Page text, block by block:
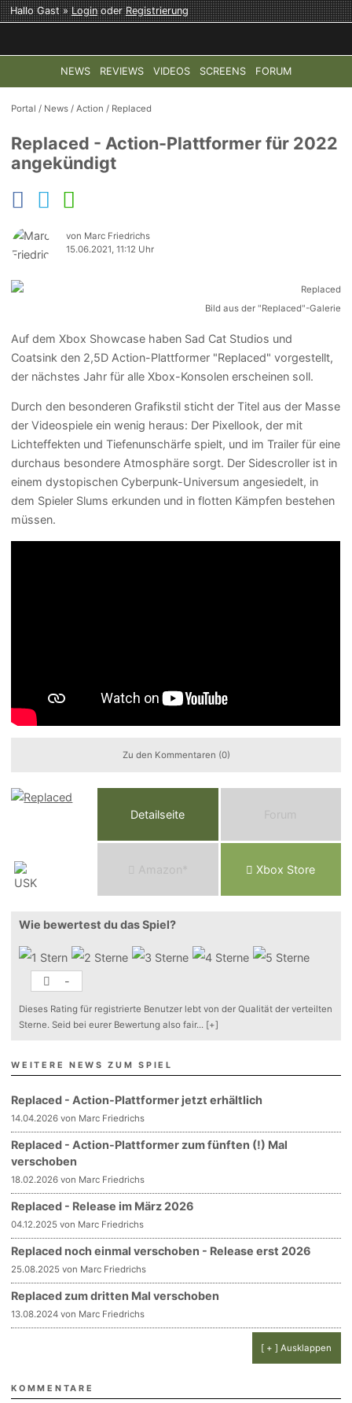
Hallo Gast »LoginoderRegistrierung
NEWS REVIEWS VIDEOS SCREENS FORUM
TOP-THEMEN: COD: MODERN WARFARE 4 HALO:
Portal / News /Action / Replaced
Replaced - Action-Plattformer für 2022
angekündigt
von Marc Friedrichs
15.06.2021, 11:12 Uhr
Bild aus der "Replaced"-Galerie
Auf dem Xbox Showcase haben Sad Cat Studios und
Coatsink den 2,5D Action-Plattformer "Replaced" vorgestellt,
der nächstes Jahr für alle Xbox-Konsolen erscheinen soll.
Durch den besonderen Grafikstil sticht der Titel aus der Masse
der Videospiele ein wenig heraus: Der Pixellook, der mit
Lichteffekten und Tiefenunschärfe spielt, und im Trailer für eine
durchaus besondere Atmosphäre sorgt. Der Sidescroller ist in
einem dystopischen Cyberpunk-Universum angesiedelt, in
dem Spieler Slums erkunden und in flotten Kämpfen bestehen
müssen.
Zu den Kommentaren (0)
Detailseite Forum
Ama o n* Xbox Store
Wie bewertest du das Spiel?
-
Dieses Rating für registrierte Benutzer lebt von der Qualität der verteilten
Sterne. Seid bei eurer Bewertung also fair... [+]
WEITERE NEWS ZUM SPIEL
Replaced - Action-Plattformer jetzt erhältlich
14.04.2026 von Marc Friedrichs
Replaced - Action-Plattformer zum fünften (!) Mal
verschoben
18.02.2026 von Marc Friedrichs
Replaced - Release im März 2026
04.12.2025 von Marc Friedrichs
Replaced noch einmal verschoben - Release erst 2026
25.08.2025 von Marc Friedrichs
Replaced zum dritten Mal verschoben
13.08.2024 von Marc Friedrichs
[ + ] Ausklappen
KOMMENTARE